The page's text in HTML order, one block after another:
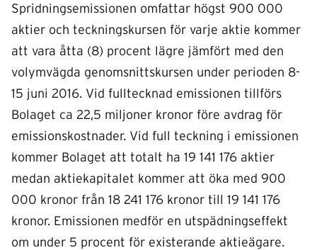
Spridningsemissionen omfattar högst 900 000
aktier och teckningskursen för varje aktie kommer
att vara åtta (8) procent lägre jämfört med den
volymvägda genomsnittskursen under perioden 8-
15 juni 2016. Vid fulltecknad emissionen tillförs
Bolaget ca 22,5 miljoner kronor före avdrag för
emissionskostnader. Vid full teckning i emissionen
kommer Bolaget att totalt ha 19 141 176 aktier
medan aktiekapitalet kommer att öka med 900
000 kronor från 18 241 176 kronor till 19 141 176
kronor. Emissionen medför en utspädningseffekt
om under 5 procent för existerande aktieägare.